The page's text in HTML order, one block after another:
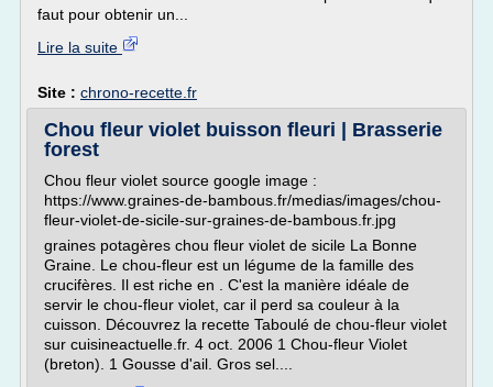
faut pour obtenir un...
Lire la suite
Site : chrono-recette.fr
Chou fleur violet buisson fleuri | Brasserie
forest
Chou fleur violet source google image :
https://www.graines-de-bambous.fr/medias/images/chou-
fleur-violet-de-sicile-sur-graines-de-bambous.fr.jpg
graines potagères chou fleur violet de sicile La Bonne
Graine. Le chou-fleur est un légume de la famille des
crucifères. Il est riche en . C'est la manière idéale de
servir le chou-fleur violet, car il perd sa couleur à la
cuisson. Découvrez la recette Taboulé de chou-fleur violet
sur cuisineactuelle.fr. 4 oct. 2006 1 Chou-fleur Violet
(breton). 1 Gousse d'ail. Gros sel....